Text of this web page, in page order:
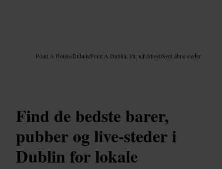
Point A Hotels/Dublin/Point A Dublin, Parnell Street/Sent-åbne steder
Find de bedste barer,
pubber og live-steder i
Dublin for lokale